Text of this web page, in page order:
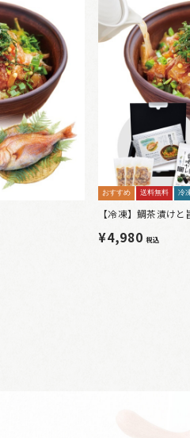
おすすめ 送料無料 冷
【冷凍】鯛茶漬け
¥4,980税込